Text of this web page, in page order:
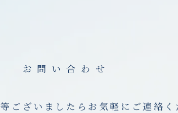
お問い合わせ
ございましたら お気軽にご連絡く